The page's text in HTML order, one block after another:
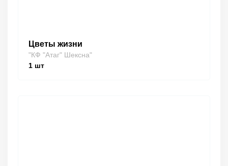
Цветы жизни
"КФ "Атаг" Шексна"
1 шт